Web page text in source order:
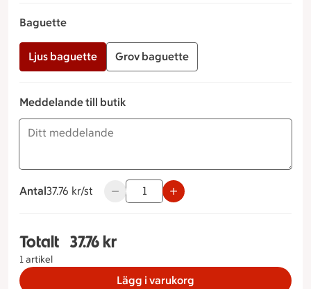
Baguette
Ljus baguette Grov baguette
Meddelande till butik
Antal
37.76 kronor styck
37.76 kr/st Använd knapparna för att minska eller
Totalt
1 artikel
Totalt 1 stycken Tonfiskröra Baguette Ljus
37.76 kr
Lägg i varukorg